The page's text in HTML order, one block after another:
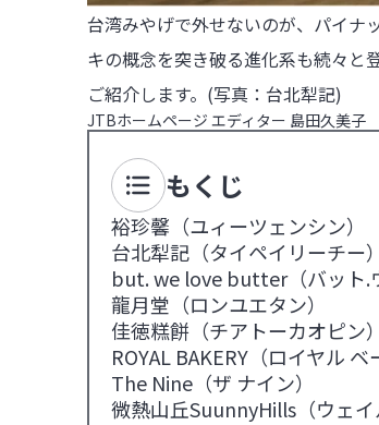
台湾みやげで外せないのが、パイナ
キの概念を突き破る進化系も続々と
ご紹介します。(写真：台北犁記)
JTBホームページ エディター 島田久美子
もくじ
裕珍馨（ユィーツェンシン）
台北犁記（タイペイリーチー）
but. we love butter（バット.
龍月堂（ロンユエタン）
佳徳糕餅（チアトーカオピン）
ROYAL BAKERY（ロイヤル ベ
The Nine（ザ ナイン）
微熱山丘SuunnyHills（ウェイ